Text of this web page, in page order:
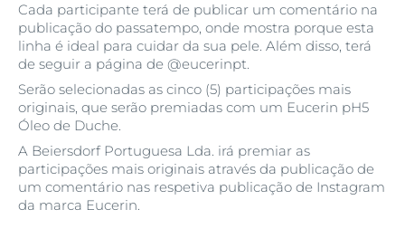
Cada participante terá de publicar um comentário na
publicação do passatempo, onde mostra porque esta
linha é ideal para cuidar da sua pele. Além disso, terá
de seguir a página de @eucerinpt.
Serão selecionadas as cinco (5) participações mais
originais, que serão premiadas com um Eucerin pH5
Óleo de Duche.
A Beiersdorf Portuguesa Lda. irá premiar as
participações mais originais através da publicação de
um comentário nas respetiva publicação de Instagram
da marca Eucerin.